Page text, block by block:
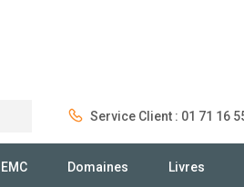
Service Client : 01 71 16
Domaines Livres